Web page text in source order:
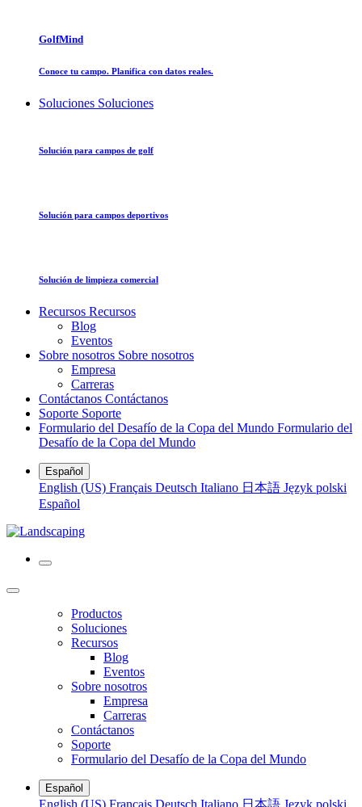
GolfMind
Conoce tu campo. Planifica con datos reales.
Soluciones Soluciones
Solución para campos de golf
Solución para campos deportivos
Solución de limpieza comercial
Recursos Recursos
Blog
Eventos
Sobre nosotros Sobre nosotros
Empresa
Carreras
Contáctanos Contáctanos
Soporte Soporte
Formulario del Desafío de la Copa del Mundo Formulario del
Desafío de la Copa del Mundo
Español
English (US) Français Deutsch Italiano 日本語 Język polski
Español
Productos
Soluciones
Recursos
Blog
Eventos
Sobre nosotros
Empresa
Carreras
Contáctanos
Soporte
Formulario del Desafío de la Copa del Mundo
Español